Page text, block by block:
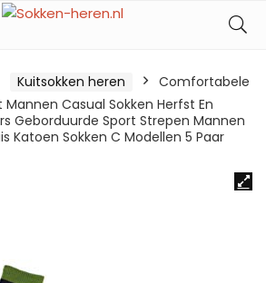
Kuitsokken heren
Comfortabele
Casual Sokken Herfst En
Geborduurde Sport Strepen Mannen
Katoen Sokken C Modellen 5 Paar